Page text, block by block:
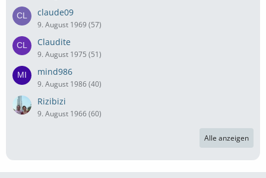
claude09
9. August 1969 (57)
Claudite
9. August 1975 (51)
mind986
9. August 1986 (40)
Rizibizi
9. August 1966 (60)
Alle anzeigen